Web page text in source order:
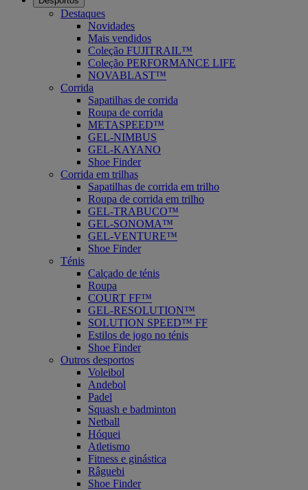
Destaques
Novidades
Mais vendidos
Coleção FUJITRAIL™
Coleção PERFORMANCE LIFE
NOVABLAST™
Corrida
Sapatilhas de corrida
Roupa de corrida
METASPEED™
GEL-NIMBUS
GEL-KAYANO
Shoe Finder
Corrida em trilhas
Sapatilhas de corrida em trilho
Roupa de corrida em trilho
GEL-TRABUCO™
GEL-SONOMA™
GEL-VENTURE™
Shoe Finder
Ténis
Calçado de ténis
Roupa
COURT FF™
GEL-RESOLUTION™
SOLUTION SPEED™ FF
Estilos de jogo no ténis
Shoe Finder
Outros desportos
Voleibol
Andebol
Padel
Squash e badminton
Netball
Hóquei
Atletismo
Fitness e ginástica
Râguebi
Shoe Finder